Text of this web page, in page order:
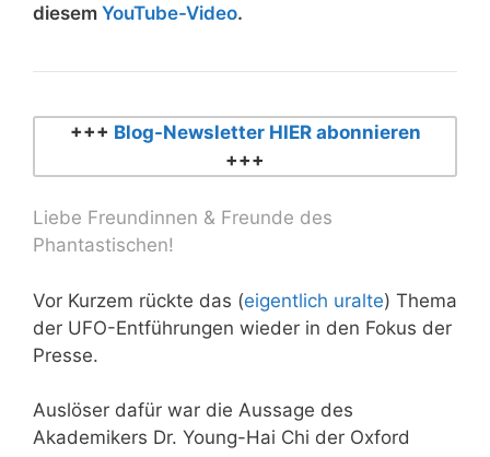
diesem YouTube-Video.
+++ Blog-Newsletter HIER abonnieren
+++
Liebe Freundinnen & Freunde des
Phantastischen!
Vor Kurzem rückte das (eigentlich uralte) Thema
der UFO-Entführungen wieder in den Fokus der
Presse.
Auslöser dafür war die Aussage des
Akademikers Dr. Young-Hai Chi der Oxford